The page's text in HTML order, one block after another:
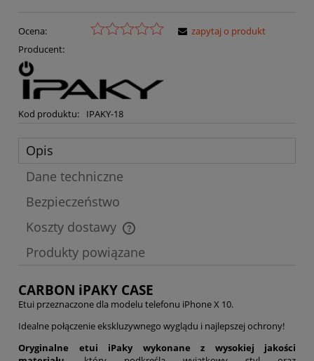
Ocena:
Producent:
Kod produktu: IPAKY-18
zapytaj o produkt
Opis
Dane techniczne
Bezpieczeństwo
Koszty dostawy
Cena nie zawiera ewentualnych kosztów płatności
Produkty powiązane
CARBON iPAKY CASE
Etui przeznaczone dla modelu telefonu iPhone X 10.
Idealne połączenie ekskluzywnego wyglądu i najlepszej ochrony!
Oryginalne etui iPaky wykonane z wysokiej jakości